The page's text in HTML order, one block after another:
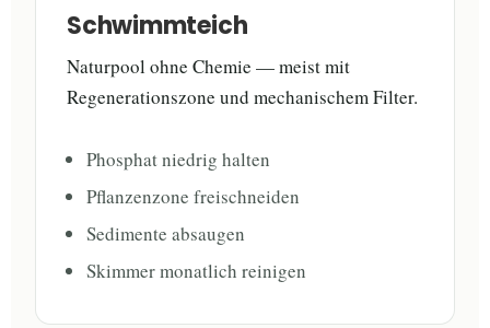
Schwimmteich
Naturpool ohne Chemie — meist mit
Regenerationszone und mechanischem Filter.
Phosphat niedrig halten
Pflanzenzone freischneiden
Sedimente absaugen
Skimmer monatlich reinigen